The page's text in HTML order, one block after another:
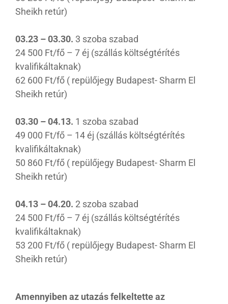
Sheikh retúr)
03.23 – 03.30. 3 szoba szabad
24 500 Ft/fő – 7 éj (szállás költségtérítés
kvalifikáltaknak)
62 600 Ft/fő ( repülőjegy Budapest- Sharm El
Sheikh retúr)
03.30 – 04.13. 1 szoba szabad
49 000 Ft/fő – 14 éj (szállás költségtérítés
kvalifikáltaknak)
50 860 Ft/fő ( repülőjegy Budapest- Sharm El
Sheikh retúr)
04.13 – 04.20. 2 szoba szabad
24 500 Ft/fő – 7 éj (szállás költségtérítés
kvalifikáltaknak)
53 200 Ft/fő ( repülőjegy Budapest- Sharm El
Sheikh retúr)
Amennyiben az utazás felkeltette az